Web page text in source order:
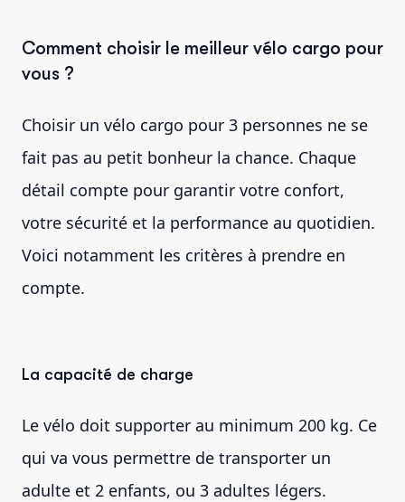
Comment choisir le meilleur vélo cargo pour
vous ?
Choisir un vélo cargo pour 3 personnes ne se
fait pas au petit bonheur la chance. Chaque
détail compte pour garantir votre confort,
votre sécurité et la performance au quotidien.
Voici notamment les critères à prendre en
compte.
La capacité de charge
Le vélo doit supporter au minimum 200 kg. Ce
qui va vous permettre de transporter un
adulte et 2 enfants, ou 3 adultes légers.